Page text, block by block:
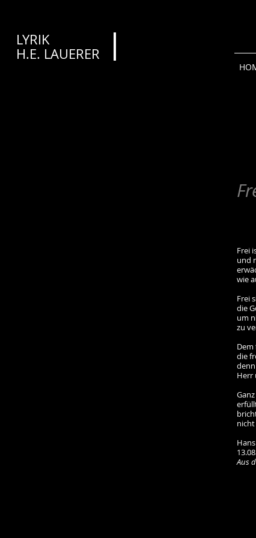
LYRIK
H.E. LAUERER​​​
Frei
und
wie
Frei
die
um
zu
Dem
die
Herr
nicht
Aus